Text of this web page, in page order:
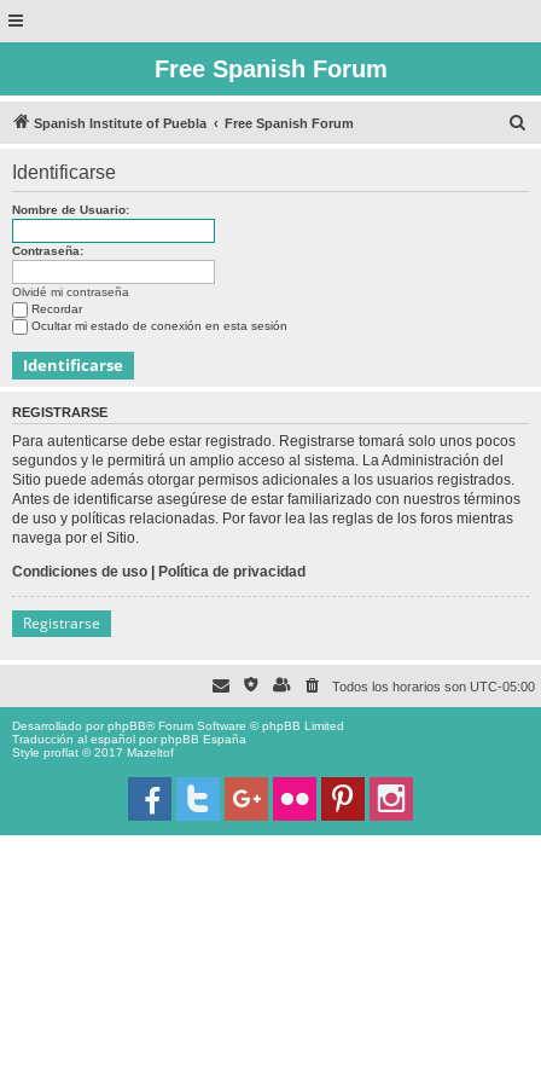
Free Spanish Forum
Spanish Institute of Puebla Free Spanish Forum
Identificarse
Nombre de Usuario:
Contraseña:
Olvidé mi contraseña
Recordar
Ocultar mi estado de conexión en esta sesión
REGISTRARSE
Para autenticarse debe estar registrado. Registrarse tomará solo unos pocos
segundos y le permitirá un amplio acceso al sistema. La Administración del
Sitio puede además otorgar permisos adicionales a los usuarios registrados.
Antes de identificarse asegúrese de estar familiarizado con nuestros términos
de uso y políticas relacionadas. Por favor lea las reglas de los foros mientras
navega por el Sitio.
Condiciones de uso | Política de privacidad
Registrarse
Todos los horarios son UTC-05:00
Desarrollado porphpBB® Forum Software © phpBB Limited
Traducción al español porphpBB España
Style proflat © 2017 Mazeltof